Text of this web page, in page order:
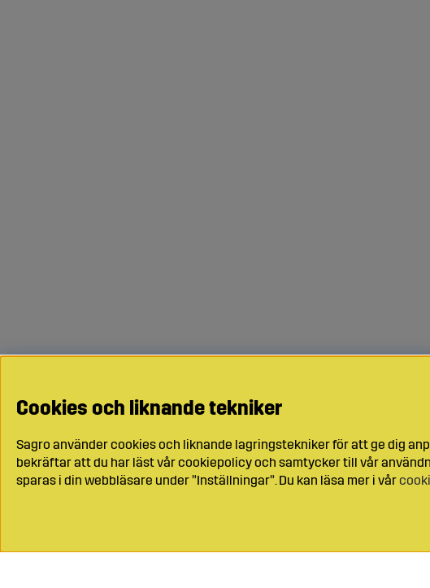
Cookies och liknande tekniker
Sagro använder cookies och liknande lagringstekniker för att ge dig
bekräftar att du har läst vår cookiepolicy och samtycker till vår
sparas i din webbläsare under ”Inställningar”. Du kan läsa mer i vår